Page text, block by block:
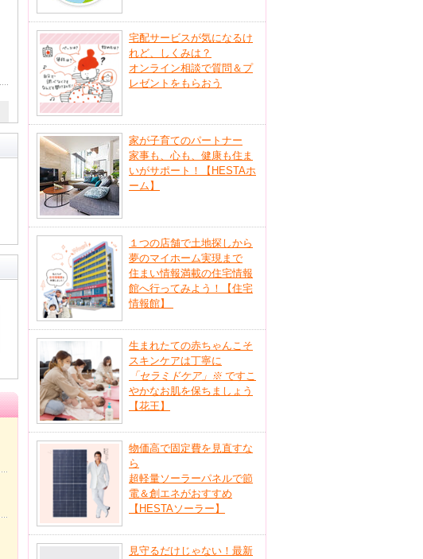
宅配サービスが気になるけ
れど、しくみは？
オンライン相談で質問＆プ
レゼントをもらおう
家が子育てのパートナー
家事も、心も、健康も住ま
いがサポート！【HESTAホ
ーム】
１つの店舗で土地探しから
夢のマイホーム実現まで
住まい情報満載の住宅情報
館へ行ってみよう！【住宅
情報館】
生まれたての赤ちゃんこそ
スキンケアは丁寧に
「セラミドケア」 ※ ですこ
やかなお肌を保ちましょう
【花王】
物価高で固定費を見直すな
ら
超軽量ソーラーパネルで節
電＆創エネがおすすめ
【HESTAソーラー】
見守るだけじゃない！最新